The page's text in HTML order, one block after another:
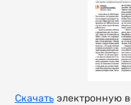
Скачатьэлектронную